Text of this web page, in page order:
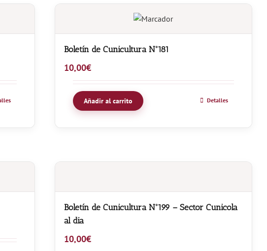
Boletín de Cunicultura Nº181
10,00€
Añadir al carrito Detalles
Boletín de Cunicultura Nº199 – Sector Cunicola
al dia
10,00€